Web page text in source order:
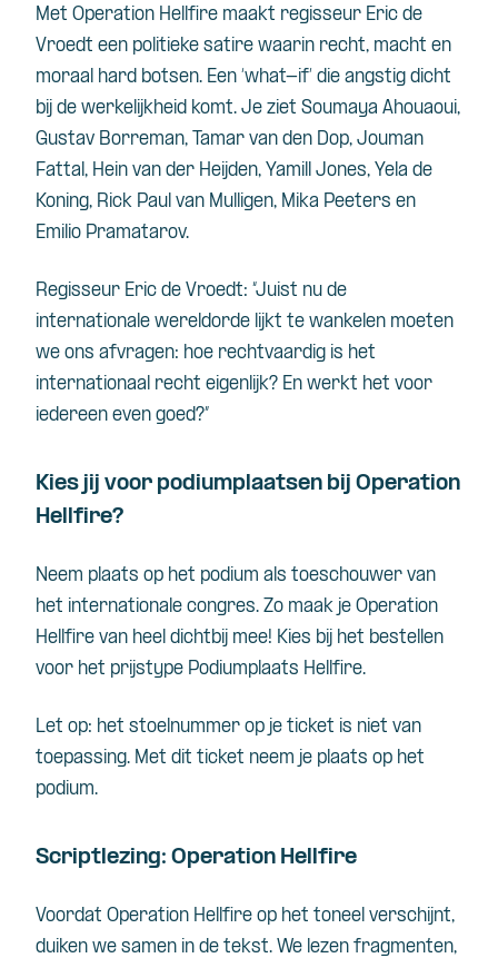
Met Operation Hellfire maakt regisseur Eric de
Vroedt een politieke satire waarin recht, macht en
moraal hard botsen. Een ‘what-if’ die angstig dicht
bij de werkelijkheid komt. Je ziet Soumaya Ahouaoui,
Gustav Borreman, Tamar van den Dop, Jouman
Fattal, Hein van der Heijden, Yamill Jones, Yela de
Koning, Rick Paul van Mulligen, Mika Peeters en
Emilio Pramatarov.
Regisseur Eric de Vroedt: “Juist nu de
internationale wereldorde lijkt te wankelen moeten
we ons afvragen: hoe rechtvaardig is het
internationaal recht eigenlijk? En werkt het voor
iedereen even goed?”
Kies jij voor podiumplaatsen bij Operation
Hellfire?
Neem plaats op het podium als toeschouwer van
het internationale congres. Zo maak je Operation
Hellfire van heel dichtbij mee! Kies bij het bestellen
voor het prijstype Podiumplaats Hellfire.
Let op: het stoelnummer op je ticket is niet van
toepassing. Met dit ticket neem je plaats op het
podium.
Scriptlezing: Operation Hellfire
Voordat Operation Hellfire op het toneel verschijnt,
duiken we samen in de tekst. We lezen fragmenten,